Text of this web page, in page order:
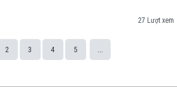
27 Lượt xem
2 3 4 5 ...